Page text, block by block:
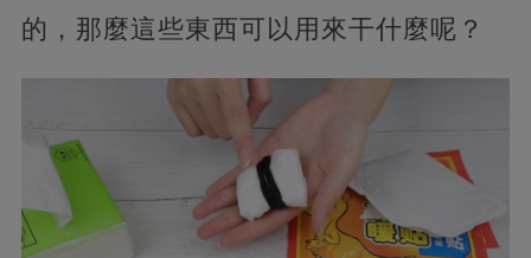
的，那麼這些東西可以用來干什麼呢？